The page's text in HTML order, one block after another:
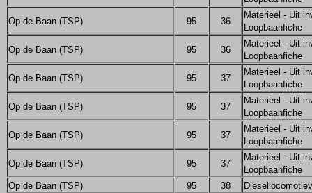
Op de Baan (TSP) 95 36
Materieel - Uit
Loopbaanfiche
Op de Baan (TSP) 95 36
Materieel - Uit
Loopbaanfiche
Op de Baan (TSP) 95 37
Materieel - Uit
Loopbaanfiche
Op de Baan (TSP) 95 37
Materieel - Uit
Loopbaanfiche
Op de Baan (TSP) 95 37
Materieel - Uit
Loopbaanfiche
Op de Baan (TSP) 95 37
Materieel - Uit
Loopbaanfiche
Op de Baan (TSP)
95 38